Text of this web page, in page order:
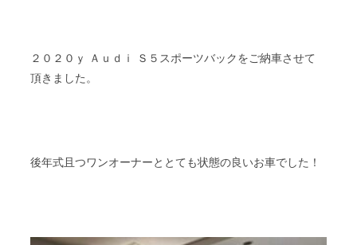
２０２０ｙ Ａｕｄｉ Ｓ５スポーツバックをご納車させて
頂きました。
後年式且つワンオーナーととても状態の良いお車でした！